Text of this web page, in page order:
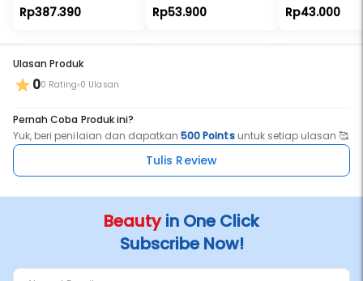
15x Anti Acne and Anti Stress Skin Therapy With Rhodiola, Peptide,
Mugwort, Purslane, Backhousia Citriodora, Bakuchi Fruit, Brassica,
- Melt to your skin like water
- Mengontrol produksi minyak berlebih
- AntiStress - Instant calming effect
- Menenangkan kulit berjerawat
Rp387.390 Rp53.900 Rp43.000
Ulasan Produk
00 Rating 0 Ulasan
Pernah Coba Produk ini?
Yuk, beri penilaian dan dapatkan500 Pointsuntuk setiap ulasan 🥰
Tulis Review
Beautyin One Click
Subscribe Now!